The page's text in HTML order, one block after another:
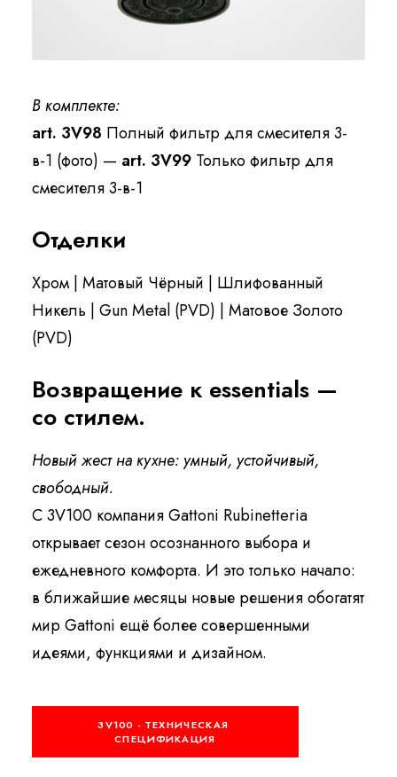
В комплекте:
art. 3V98 Полный фильтр для смесителя 3-
в-1 (фото) — art. 3V99 Только фильтр для
смесителя 3-в-1
Отделки
Хром | Матовый Чёрный | Шлифованный
Никель | Gun Metal (PVD) | Матовое Золото
(PVD)
Возвращение к essentials —
со стилем.
Новый жест на кухне: умный, устойчивый,
свободный.
С 3V100 компания Gattoni Rubinetteria
открывает сезон осознанного выбора и
ежедневного комфорта. И это только начало:
в ближайшие месяцы новые решения обогатят
мир Gattoni ещё более совершенными
идеями, функциями и дизайном.
3V100 - ТЕХНИЧЕСКАЯ
СПЕЦИФИКАЦИЯ